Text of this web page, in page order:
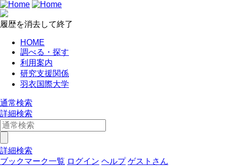
履歴を消去して終了
HOME
調べる・探す
利用案内
研究支援関係
羽衣国際大学
通常検索
詳細検索
詳細検索
ブックマーク一覧 ログイン ヘルプ ゲストさん